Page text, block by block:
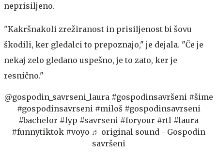
neprisiljeno.
"Kakršnakoli zrežiranost in prisiljenost bi šovu
škodili, ker gledalci to prepoznajo," je dejala. "Če je
nekaj zelo gledano uspešno, je to zato, ker je
resnično."
@gospodin_savrseni_laura #gospodinsavršeni #šime
#gospodinsavrseni #miloš #gospodinsavrseni
#bachelor #fyp #savrseni #foryour #rtl #laura
#funnytiktok #voyo ♬ original sound - Gospodin
savršeni